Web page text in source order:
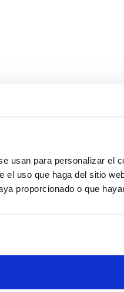
usan para personalizar el
el uso que haga del sitio
proporcionado o que